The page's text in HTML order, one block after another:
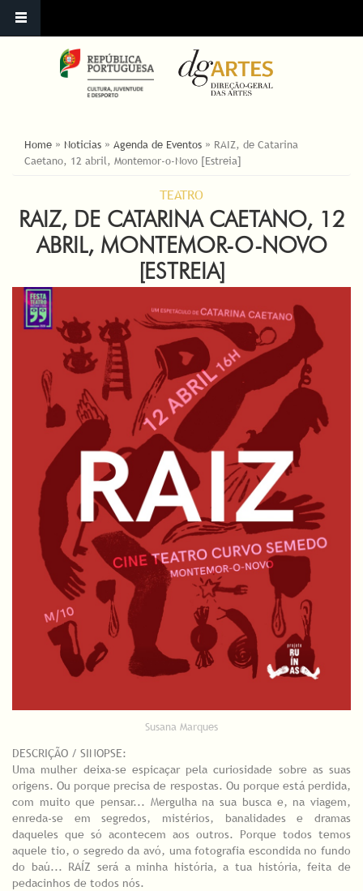
ESTÁ AQUI
Home » Noticias » Agenda de Eventos » RAIZ, de Catarina
Caetano, 12 abril, Montemor-o-Novo [Estreia]
TEATRO
RAIZ, DE CATARINA CAETANO, 12
ABRIL, MONTEMOR-O-NOVO
[ESTREIA]
Susana Marques
DESCRIÇÃO / SINOPSE:
Uma mulher deixa-se espicaçar pela curiosidade sobre as suas
origens. Ou porque precisa de respostas. Ou porque está perdida,
com muito que pensar... Mergulha na sua busca e, na viagem,
enreda-se em segredos, mistérios, banalidades e dramas
daqueles que só acontecem aos outros. Porque todos temos
aquele tio, o segredo da avó, uma fotografia escondida no fundo
do baú... RAÍZ será a minha história, a tua história, feita de
pedacinhos de todos nós.